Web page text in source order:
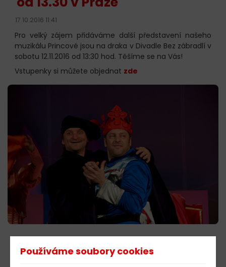
17.10.2016 11:41
Pro velký zájem přidáváme další představení našeho
muzikálu Princové jsou na draka v Divadle Bez zábradlí v
sobotu 12.11.2016 od 13:30 hod. Těšíme se na Vás!
Vstupenky si můžete objednat zde
603 805 271
Používáme soubory cookies